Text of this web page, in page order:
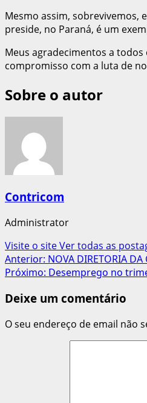
Mesmo assim, sobrevivemos,
preside, no Paraná, é um
Meus agradecimentos a todos
compromisso com a luta de
Sobre o autor
Contricom
Administrator
Visite o siteVer todas as
Navegação
de
artigos
Anterior: NOVA DIRETORIA DA
Próximo: Desemprego no
Deixe um comentário
O seu endereço de email não